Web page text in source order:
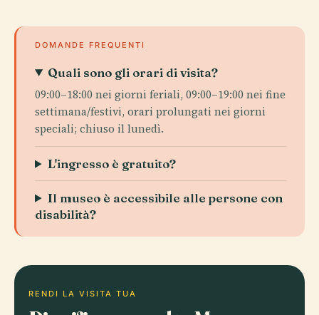
DOMANDE FREQUENTI
Quali sono gli orari di visita?
09:00–18:00 nei giorni feriali, 09:00–19:00 nei fine
settimana/festivi, orari prolungati nei giorni
speciali; chiuso il lunedì.
L'ingresso è gratuito?
Il museo è accessibile alle persone con
disabilità?
RENDI LA VISITA TUA